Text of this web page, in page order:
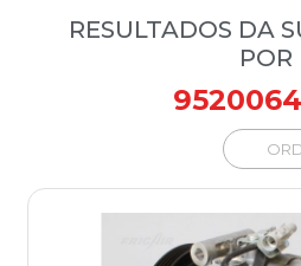
RESULTADOS DA
POR